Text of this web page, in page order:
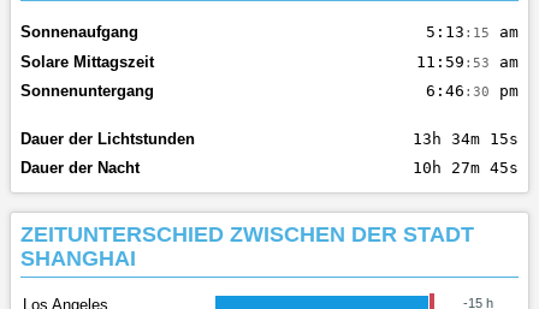
Sonnenaufgang 5:13 :15
am
Solare Mittagszeit
11:59 :53
am
Sonnenuntergang
6:46 :30 pm
Dauer der Lichtstunden
13h 34m 15s
Dauer der Nacht
10h 27m 45s
ZEITUNTERSCHIED ZWISCHEN DER STADT
SHANGHAI
Los Angeles -15 h